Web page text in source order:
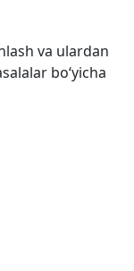
va ulardan
bo‘yicha